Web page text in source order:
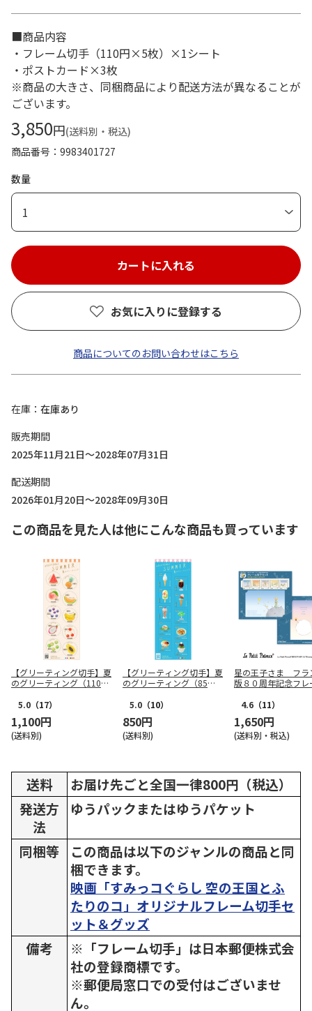
■商品内容
・フレーム切手（110円×5枚）×1シート
・ポストカード×3枚
※商品の大きさ、同梱商品により配送方法が異なることが
ございます。
3,850円(送料別・税込)
商品番号
9983401727
数量
1
お気に入りに登録する
商品についてのお問い合わせはこちら
在庫
在庫あり
販売期間
2025年11月21日～2028年07月31日
配送期間
2026年01月20日～2028年09月30日
この商品を見た人は他にこんな商品も買っています
【グリーティング切手】夏
のグリーティング（110
5.0 （17）
1,100円
(送料別)
【グリーティング切手】夏
のグリーティング（85
5.0 （10）
850円
(送料別)
星の王子さま フラ
版８０周年記念フレ
4.6 （11）
1,650円
(送料別・税込)
送料
お届け先ごと全国一律800円（税込）
発送方
法
ゆうパックまたはゆうパケット
同梱等
この商品は以下のジャンルの商品と同
梱できます。
映画「すみっコぐらし 空の王国とふ
たりのコ」オリジナルフレーム切手セ
ット＆グッズ
備考
※「フレーム切手」は日本郵便株式会
社の登録商標です。
※郵便局窓口での受付はございませ
ん。